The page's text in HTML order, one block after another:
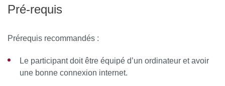
*La réalisation de la formation est attestée par le relevé de
signature électronique de la feuille d’émargement, ainsi
À l’issue de la formation, le stagiaire remplit un
Pré-requis
Prérequis recommandés :
Le participant doit être équipé d’un ordinateur et avoir
une bonne connexion internet.